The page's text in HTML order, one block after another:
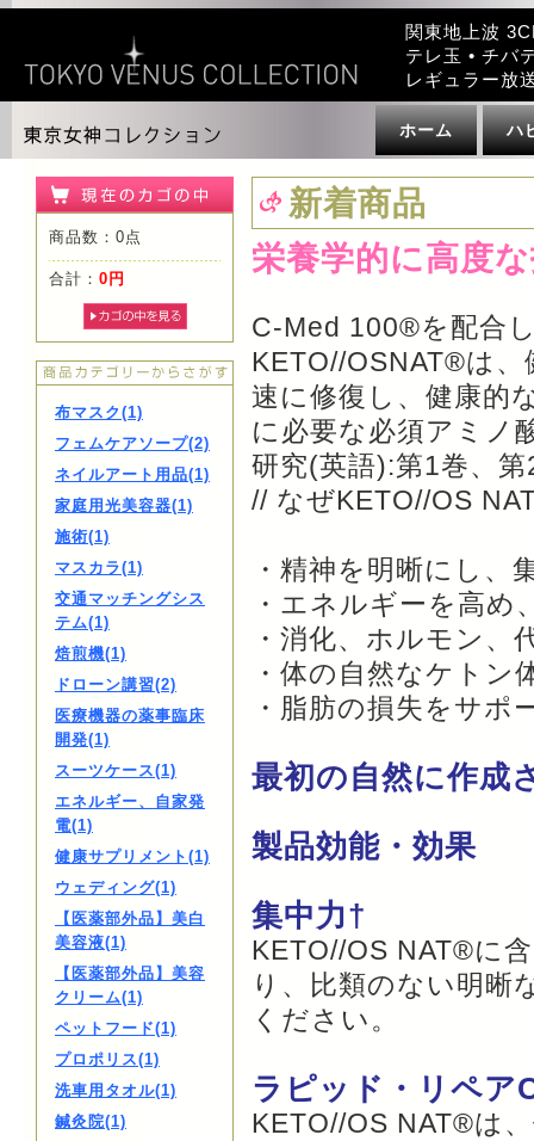
関東地上波
テレ玉 • チバ
レギュラー放
ホーム ハ
商品数：0点
合計： 0円
布マスク(1)
フェムケアソープ(2)
ネイルアート用品(1)
家庭用光美容器(1)
施術(1)
マスカラ(1)
交通マッチングシス
テム(1)
焙煎機(1)
ドローン講習(2)
医療機器の薬事臨床
開発(1)
スーツケース(1)
エネルギー、自家発
電(1)
健康サプリメント(1)
ウェディング(1)
【医薬部外品】美白
美容液(1)
【医薬部外品】美容
クリーム(1)
ペットフード(1)
プロポリス(1)
洗車用タオル(1)
鍼灸院(1)
新着商品
栄養学的に高度
C-Med 100®を配合
KETO//OSNAT®は
速に修復し、健康的
に必要な必須アミノ
研究(英語):第1巻、第
// なぜKETO//OS
・精神を明晰にし、
・エネルギーを高め
・消化、ホルモン
・体の自然なケトン
・脂肪の損失をサポ
最初の自然に作成
製品効能・効果
集中力†
KETO//OS NAT®に
り、比類のない明晰
ください。
ラピッド・リペア
KETO//OS NAT®は